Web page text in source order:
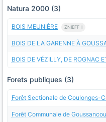
Natura 2000 (3)
BOIS MEUNIÈRE ZNIEFF_I
BOIS DE LA GARENNE À
BOIS DE VÉZILLY, DE ROGNAC
Forets publiques (3)
Forêt Sectionale de Coulonges-
Forêt Communale de